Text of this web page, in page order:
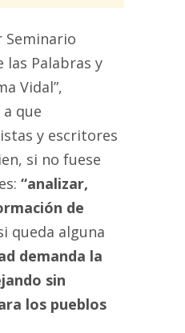
Seminario
las Palabras y
Vidal”,
que
y escritores
si no fuese
“analizar,
de
queda alguna
demanda la
sin
los pueblos